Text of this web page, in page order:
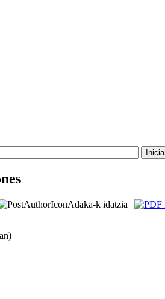
Adaka-k idatzia |